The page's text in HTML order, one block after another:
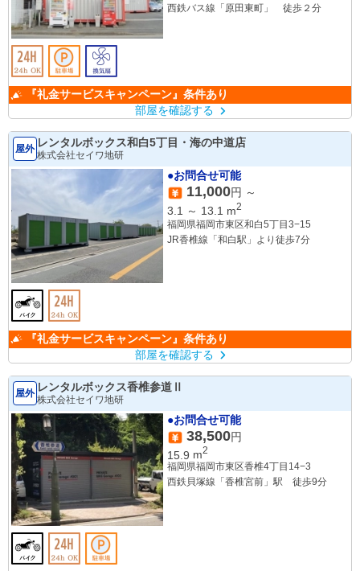
西鉄バス線「原田東町」 徒歩２分
『礼金サービスキャンペーン』条件あり
部屋を確認する
屋外 レンタルボックス和白5丁目・海の中道店
株式会社セイワ地研
●お問合せ可能
11,000円 ～
3.1
～ 13.1 m2
福岡県福岡市東区和白5丁目3−15
JR香椎線「和白駅」より徒歩7分
『礼金サービスキャンペーン』条件あり
部屋を確認する
屋外 レンタルボックス香椎参道Ⅱ
株式会社セイワ地研
●お問合せ可能
38,500円
15.9 m2
福岡県福岡市東区香椎4丁目14−3
西鉄貝塚線「香椎宮前」駅 徒歩9分